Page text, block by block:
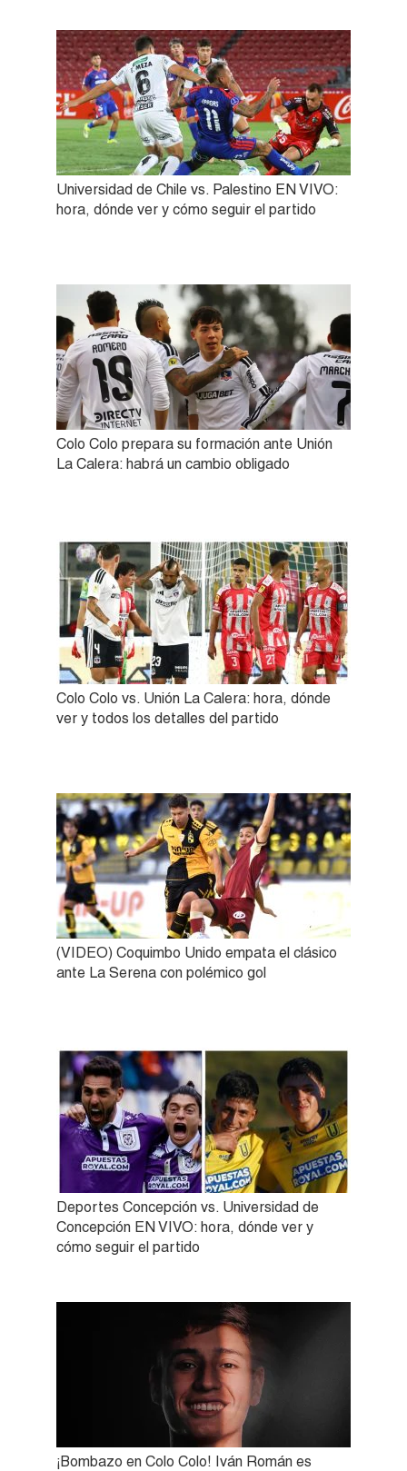
Universidad de Chile vs. Palestino EN VIVO:
hora, dónde ver y cómo seguir el partido
Colo Colo prepara su formación ante Unión
La Calera: habrá un cambio obligado
Colo Colo vs. Unión La Calera: hora, dónde
ver y todos los detalles del partido
(VIDEO) Coquimbo Unido empata el clásico
ante La Serena con polémico gol
Deportes Concepción vs. Universidad de
Concepción EN VIVO: hora, dónde ver y
cómo seguir el partido
¡Bombazo en Colo Colo! Iván Román es